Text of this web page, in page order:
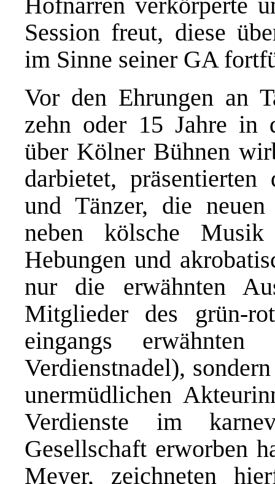
Session freut, diese
im Sinne seiner GA
Vor den Ehrungen an
zehn oder 15 Jahre in
über Kölner Bühnen
darbietet, präsentierten
und Tänzer, die
neben kölsche
Hebungen und
nur die erwähnten
Mitglieder des grün-
eingangs
Verdienstnadel),
unermüdlichen
Verdienste im
Gesellschaft erworben
Meyer, zeichneten